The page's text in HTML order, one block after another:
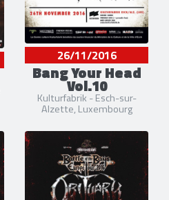
26/11/2016
Bang Your Head
Vol.10
Kulturfabrik - Esch-sur-
Alzette, Luxembourg